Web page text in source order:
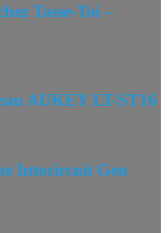
Tasse-Toi –
AUKEY LT-ST16
Intocircuit Gen